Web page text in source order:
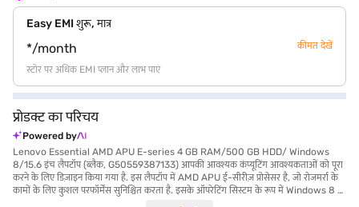
Easy EMI शुरू, मात्र
*/month कीमत देखें
स्टोर पर अधिक EMI प्लान और लाभ पाएं
प्रोडक्ट का परिचय
Powered by
Lenovo Essential AMD APU E-series 4 GB RAM/500 GB HDD/ Windows
8/15.6 इंच लैपटॉप (ब्लैक, G50559387133) आपकी आवश्यक कंप्यूटिंग आवश्यकताओं को पूरा
करने के लिए डिज़ाइन किया गया है. इस लैपटॉप में AMD APU ई-सीरीज़ प्रोसेसर है, जो रोजमर्रा के
कामों के लिए कुशल परफॉर्मेंस सुनिश्चित करता है. इसके ऑपरेटिंग सिस्टम के रूप में Windows 8 के